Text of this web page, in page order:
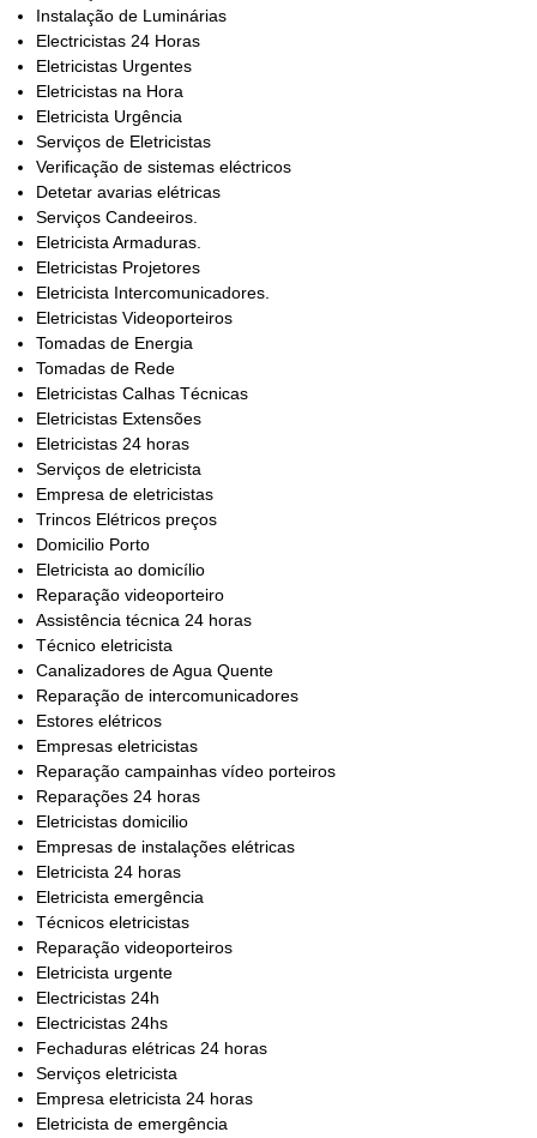
Instalação de Luminárias
Electricistas 24 Horas
Eletricistas Urgentes
Eletricistas na Hora
Eletricista Urgência
Serviços de Eletricistas
Verificação de sistemas eléctricos
Detetar avarias elétricas
Serviços Candeeiros.
Eletricista Armaduras.
Eletricistas Projetores
Eletricista Intercomunicadores.
Eletricistas Videoporteiros
Tomadas de Energia
Tomadas de Rede
Eletricistas Calhas Técnicas
Eletricistas Extensões
Eletricistas 24 horas
Serviços de eletricista
Empresa de eletricistas
Trincos Elétricos preços
Domicilio Porto
Eletricista ao domicílio
Reparação videoporteiro
Assistência técnica 24 horas
Técnico eletricista
Canalizadores de Agua Quente
Reparação de intercomunicadores
Estores elétricos
Empresas eletricistas
Reparação campainhas vídeo porteiros
Reparações 24 horas
Eletricistas domicilio
Empresas de instalações elétricas
Eletricista 24 horas
Eletricista emergência
Técnicos eletricistas
Reparação videoporteiros
Eletricista urgente
Electricistas 24h
Electricistas 24hs
Fechaduras elétricas 24 horas
Serviços eletricista
Empresa eletricista 24 horas
Eletricista de emergência